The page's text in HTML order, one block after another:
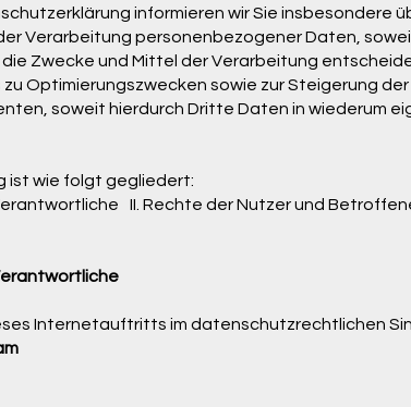
informieren wir Sie insbesondere
Verarbeitung personenbezogener Daten,
Zwecke und Mittel der Verarbeitung
Optimierungszwecken sowie zur Steigerung
soweit hierdurch Dritte Daten in wiederum
ist wie folgt gegliedert:
II. Rechte der Nutzer und
Internetauftritts im datenschutzrechtlichen